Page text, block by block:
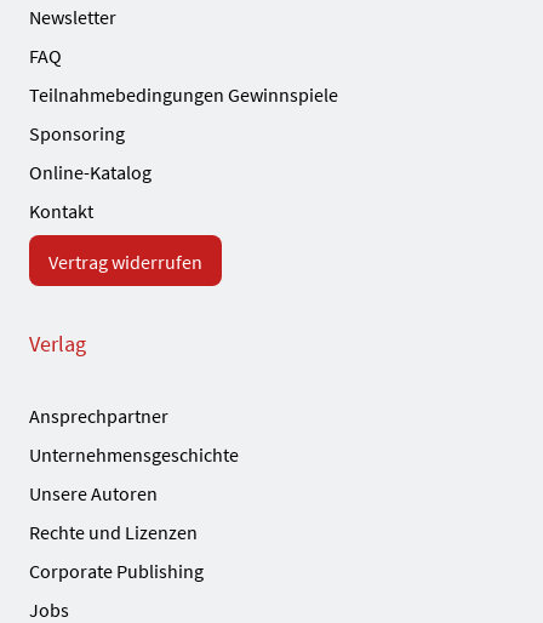
Newsletter
FAQ
Teilnahmebedingungen Gewinnspiele
Sponsoring
Online-Katalog
Kontakt
Vertrag widerrufen
Verlag
Ansprechpartner
Unternehmensgeschichte
Unsere Autoren
Rechte und Lizenzen
Corporate Publishing
Jobs